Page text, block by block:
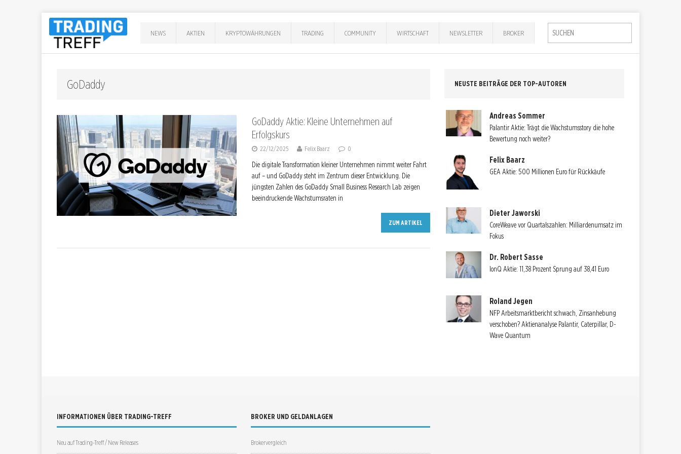
NEWS AKTIEN KRYPTOWÄHRUNGEN TRADING COMMUNITY WIRTSCHAFT NEWSLETTER BROKER
GoDaddy
GoDaddy Aktie: Kleine Unternehmen auf
Erfolgskurs
22/12/2025 Felix Baarz 0
Die digitale Transformation kleiner Unternehmen nimmt weiter Fahrt
auf – und GoDaddy steht im Zentrum dieser Entwicklung. Die
jüngsten Zahlen des GoDaddy Small Business Research Lab zeigen
beeindruckende Wachstumsraten in
ZUM ARTIKEL
NEUSTE BEITRÄGE DER TOP-AUTOREN
Andreas Sommer
Palantir Aktie: Trägt die Wachstumsstory die hohe
Bewertung noch weiter?
Felix Baarz
GEA Aktie: 500 Millionen Euro für Rückkäufe
Dieter Jaworski
CoreWeave vor Quartalszahlen: Milliardenumsatz im
Fokus
Dr. Robert Sasse
IonQ Aktie: 11,38 Prozent Sprung auf 38,41 Euro
Roland Jegen
NFP Arbeitsmarktbericht schwach, Zinsanhebung
verschoben? Aktienanalyse Palantir, Caterpillar, D-
Wave Quantum
INFORMATIONEN ÜBER TRADING-TREFF
Neu auf Trading-Treff / New Releases
BROKER UND GELDANLAGEN
Brokervergleich